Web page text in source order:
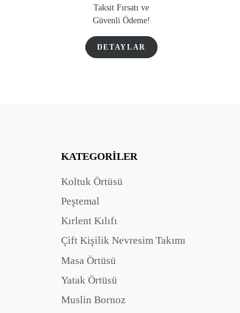
Taksit Fırsatı ve
Güvenli Ödeme!
DETAYLAR
KATEGORILER
Koltuk Örtüsü
Peştemal
Kırlent Kılıfı
Çift Kişilik Nevresim Takımı
Masa Örtüsü
Yatak Örtüsü
Muslin Bornoz